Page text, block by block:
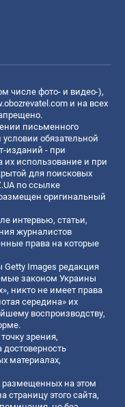
числе фото- и видео-),
и на всех
письменного
обязательной
изданий - при
использование и при
для поисковых
по ссылке
оригинальный
интервью, статьи,
журналистов
права на которые
Images редакция
законом Украины
никто не имеет права
середина» их
воспроизводству,
зрения,
материалах,
размещенных на этом
страницу этого сайта,